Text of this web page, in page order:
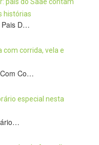
Pais D…
Co…